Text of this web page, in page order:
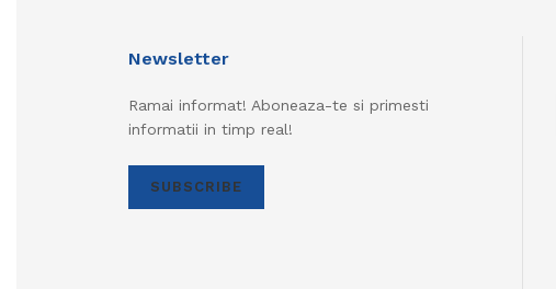
Newsletter
Ramai informat! Aboneaza-te si primesti
informatii in timp real!
SUBSCRIBE